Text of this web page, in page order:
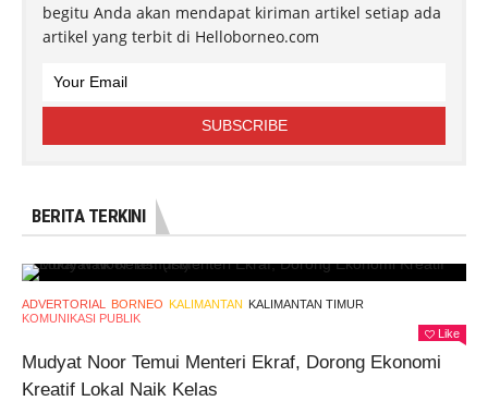
begitu Anda akan mendapat kiriman artikel setiap ada
artikel yang terbit di Helloborneo.com
BERITA TERKINI
ADVERTORIAL BORNEO KALIMANTAN KALIMANTAN TIMUR
KOMUNIKASI PUBLIK
Like
Mudyat Noor Temui Menteri Ekraf, Dorong Ekonomi
Kreatif Lokal Naik Kelas